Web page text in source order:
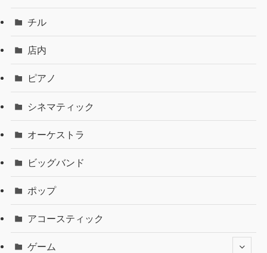
チル
店内
ピアノ
シネマティック
オーケストラ
ビッグバンド
ポップ
アコースティック
ゲーム